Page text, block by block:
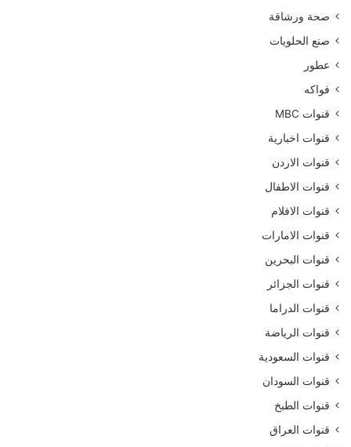
صحة ورشاقة
صنع الحلويات
عطور
فواكه
قنوات MBC
قنوات اخبارية
قنوات الاردن
قنوات الاطفال
قنوات الافلام
قنوات الامارات
قنوات البحرين
قنوات الجزائر
قنوات الدراما
قنوات الرياضة
قنوات السعودية
قنوات السودان
قنوات الطبخ
قنوات العراق